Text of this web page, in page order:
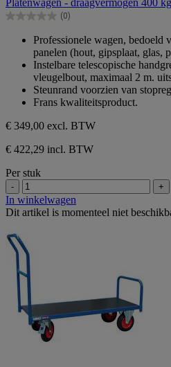
de
5
(0)
0.0
sterren.
Professionele wagen, bedoeld
panelen (hout, gipsplaat, glas,
Instelbare telescopische
vleugelbout, maximaal 2 m.
Steunrand voorzien van
Frans kwaliteitsproduct.
€ 349,00 excl. BTW
€ 422,29 incl. BTW
Per stuk
- +
In winkelwagen
Dit artikel is momenteel niet